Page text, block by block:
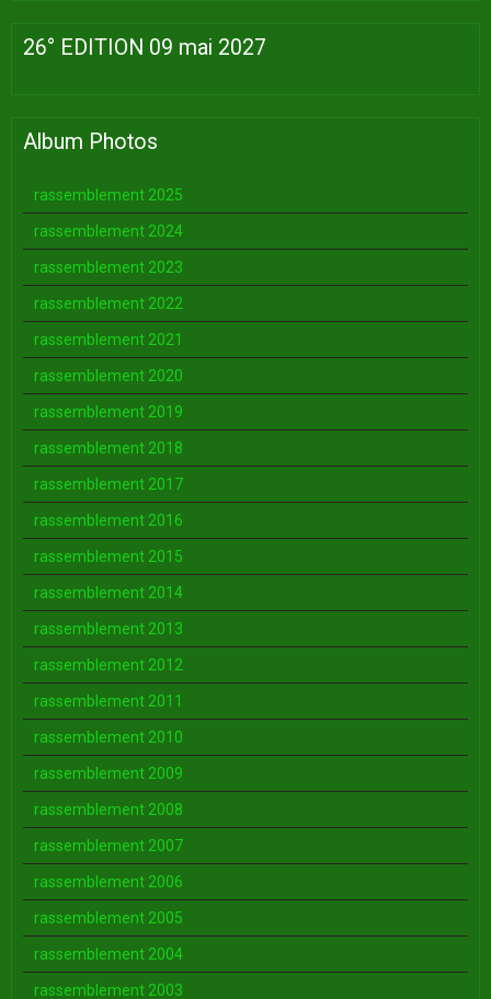
26° EDITION 09 mai 2027
Album Photos
rassemblement 2025
rassemblement 2024
rassemblement 2023
rassemblement 2022
rassemblement 2021
rassemblement 2020
rassemblement 2019
rassemblement 2018
rassemblement 2017
rassemblement 2016
rassemblement 2015
rassemblement 2014
rassemblement 2013
rassemblement 2012
rassemblement 2011
rassemblement 2010
rassemblement 2009
rassemblement 2008
rassemblement 2007
rassemblement 2006
rassemblement 2005
rassemblement 2004
rassemblement 2003